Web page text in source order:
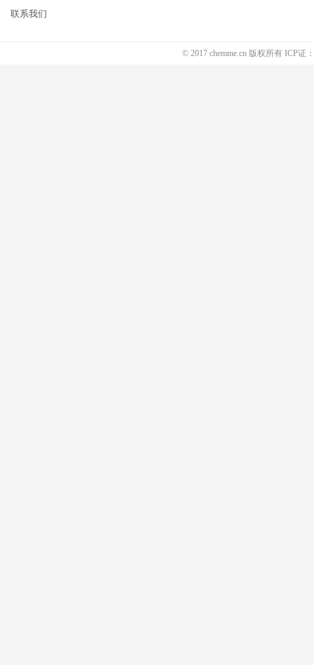
联系我们
© 2017 chemme.cn 版权所有 ICP证：